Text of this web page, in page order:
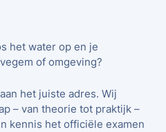
het water op en je
of omgeving?
het juiste adres. Wij
– van theorie tot praktijk –
kennis het officiële examen